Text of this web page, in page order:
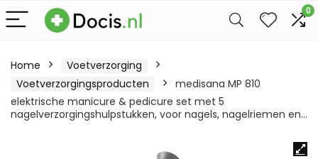
0
Home
Voetverzorging
Voetverzorgingsproducten
medisana MP 810
elektrische manicure & pedicure set met 5
nagelverzorgingshulpstukken, voor nagels, nagelriemen en…